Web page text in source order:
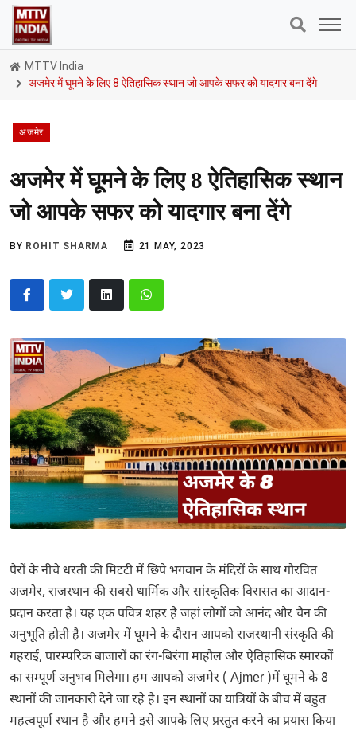
MTTV India
अजमेर में घूमने के लिए 8 ऐतिहासिक स्थान जो आपके सफर को यादगार बना देंगे
अजमेर
अजमेर में घूमने के लिए 8 ऐतिहासिक स्थान
जो आपके सफर को यादगार बना देंगे
BY ROHIT SHARMA 21 MAY, 2023
पैरों के नीचे धरती की मिटटी में छिपे भगवान के मंदिरों के साथ गौरवित
अजमेर, राजस्थान की सबसे धार्मिक और सांस्कृतिक विरासत का आदान-
प्रदान करता है। यह एक पवित्र शहर है जहां लोगों को आनंद और चैन की
अनुभूति होती है। अजमेर में घूमने के दौरान आपको राजस्थानी संस्कृति की
गहराई, पारम्परिक बाजारों का रंग-बिरंगा माहौल और ऐतिहासिक स्मारकों
का सम्पूर्ण अनुभव मिलेगा। हम आपको अजमेर ( Ajmer )में घूमने के 8
स्थानों की जानकारी देने जा रहे है। इन स्थानों का यात्रियों के बीच में बहुत
महत्वपूर्ण स्थान है और हमने इसे आपके लिए प्रस्तुत करने का प्रयास किया